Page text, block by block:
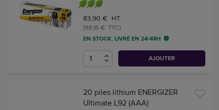
83,90 € HT
(98,16 € TTC)
EN STOCK, LIVRÉ EN 24/48H
AJOUTER
20 piles lithium ENERGIZER
Ultimate L92 (AAA)